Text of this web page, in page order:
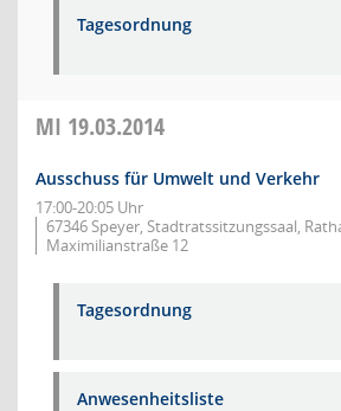
Tagesordnung
MI 19.03.2014
Ausschuss für Umwelt und Verkehr
17:00-20:05 Uhr
67346 Speyer, Stadtratssitzungssaal,
Maximilianstraße 12
Tagesordnung
Anwesenheitsliste